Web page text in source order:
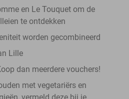
en Le Touquet om de
te ontdekken
worden gecombineerd
Lille
dan meerdere vouchers!
met vegetariërs en